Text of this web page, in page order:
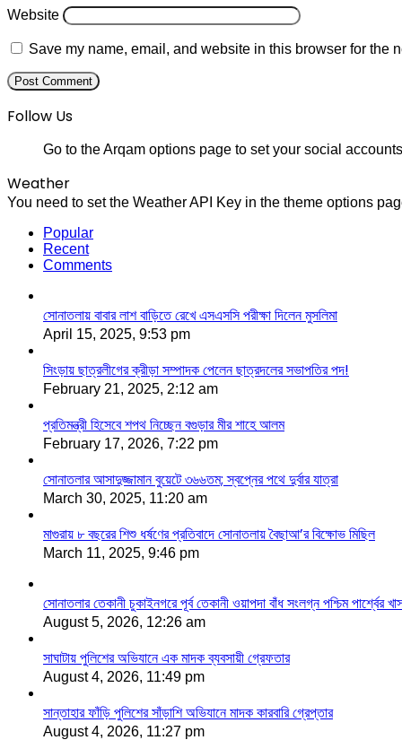
Website
Save my name, email, and website in this browser for the
Follow Us
Go to the Arqam options page to set your social
Weather
You need to set the Weather API Key in the theme options
Popular
Recent
Comments
সোনাতলায় বাবার লাশ বাড়িতে রেখে এসএসসি পরীক্ষা দিলেন মুসলিমা
April 15, 2025, 9:53 pm
সিংড়ায় ছাত্রলীগের ক্রীড়া সম্পাদক পেলেন ছাত্রদলের সভাপতির পদ!
February 21, 2025, 2:12 am
প্রতিমন্ত্রী হিসেবে শপথ নিচ্ছেন বগুড়ার মীর শাহে আলম
February 17, 2026, 7:22 pm
সোনাতলার আসাদুজ্জামান বুয়েটে ৩৬৬তম; স্বপ্নের পথে দুর্বার যাত্রা
March 30, 2025, 11:20 am
মাগুরায় ৮ বছরের শিশু ধর্ষণের প্রতিবাদে সোনাতলায় বৈছাআ’র বিক্ষোভ মিছিল
March 11, 2025, 9:46 pm
সোনাতলার তেকানী চুকাইনগরে পূর্ব তেকানী ওয়াপদা বাঁধ সংলগ্ন পশ্চিম পার্শ্বের
August 5, 2026, 12:26 am
সাঘাটায় পুলিশের অভিযানে এক মাদক ব্যবসায়ী গ্রেফতার
August 4, 2026, 11:49 pm
সান্তাহার ফাঁড়ি পুলিশের সাঁড়াশি অভিযানে মাদক কারবারি গ্রেপ্তার
August 4, 2026, 11:27 pm